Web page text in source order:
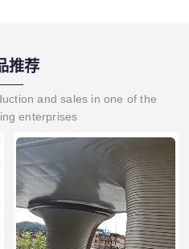
推荐
and sales in one of the
enterprises